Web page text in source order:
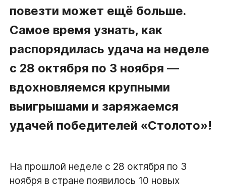
повезти может ещё больше.
Самое время узнать, как
распорядилась удача на неделе
с 28 октября по 3 ноября —
вдохновляемся крупными
выигрышами и заряжаемся
удачей победителей «Столото»!
На прошлой неделе с 28 октября по 3
ноября в стране появилось 10 новых